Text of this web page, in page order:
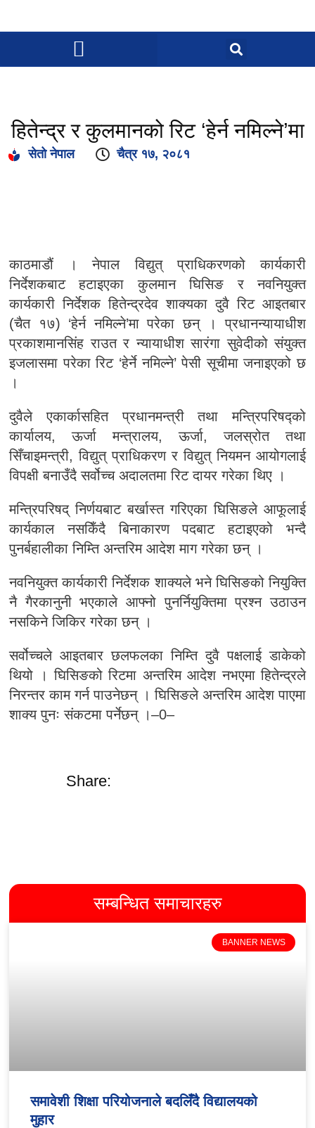
हितेन्द्र र कुलमानको रिट ‘हेर्न नमिल्ने’मा
सेतो नेपाल चैत्र १७, २०८१
काठमाडौं । नेपाल विद्युत् प्राधिकरणको कार्यकारी
निर्देशकबाट हटाइएका कुलमान घिसिङ र नवनियुक्त
कार्यकारी निर्देशक हितेन्द्रदेव शाक्यका दुवै रिट आइतबार
(चैत १७) ‘हेर्न नमिल्ने’मा परेका छन् । प्रधानन्यायाधीश
प्रकाशमानसिंह राउत र न्यायाधीश सारंगा सुवेदीको संयुक्त
इजलासमा परेका रिट ‘हेर्ने नमिल्ने’ पेसी सूचीमा जनाइएको छ
।
दुवैले एकार्कासहित प्रधानमन्त्री तथा मन्त्रिपरिषद्को
कार्यालय, ऊर्जा मन्त्रालय, ऊर्जा, जलस्रोत तथा
सिँचाइमन्त्री, विद्युत् प्राधिकरण र विद्युत् नियमन आयोगलाई
विपक्षी बनाउँदै सर्वोच्च अदालतमा रिट दायर गरेका थिए ।
मन्त्रिपरिषद् निर्णयबाट बर्खास्त गरिएका घिसिङले आफूलाई
कार्यकाल नसकिँदै बिनाकारण पदबाट हटाइएको भन्दै
पुनर्बहालीका निम्ति अन्तरिम आदेश माग गरेका छन् ।
नवनियुक्त कार्यकारी निर्देशक शाक्यले भने घिसिङको नियुक्ति
नै गैरकानुनी भएकाले आफ्नो पुनर्नियुक्तिमा प्रश्न उठाउन
नसकिने जिकिर गरेका छन् ।
सर्वोच्चले आइतबार छलफलका निम्ति दुवै पक्षलाई डाकेको
थियो । घिसिङको रिटमा अन्तरिम आदेश नभएमा हितेन्द्रले
निरन्तर काम गर्न पाउनेछन् । घिसिङले अन्तरिम आदेश पाएमा
शाक्य पुनः संकटमा पर्नेछन् ।–0–
Share:
सम्बन्धित समाचारहरु
BANNER NEWS
समावेशी शिक्षा परियोजनाले बदलिँदै विद्यालयको
मुहार